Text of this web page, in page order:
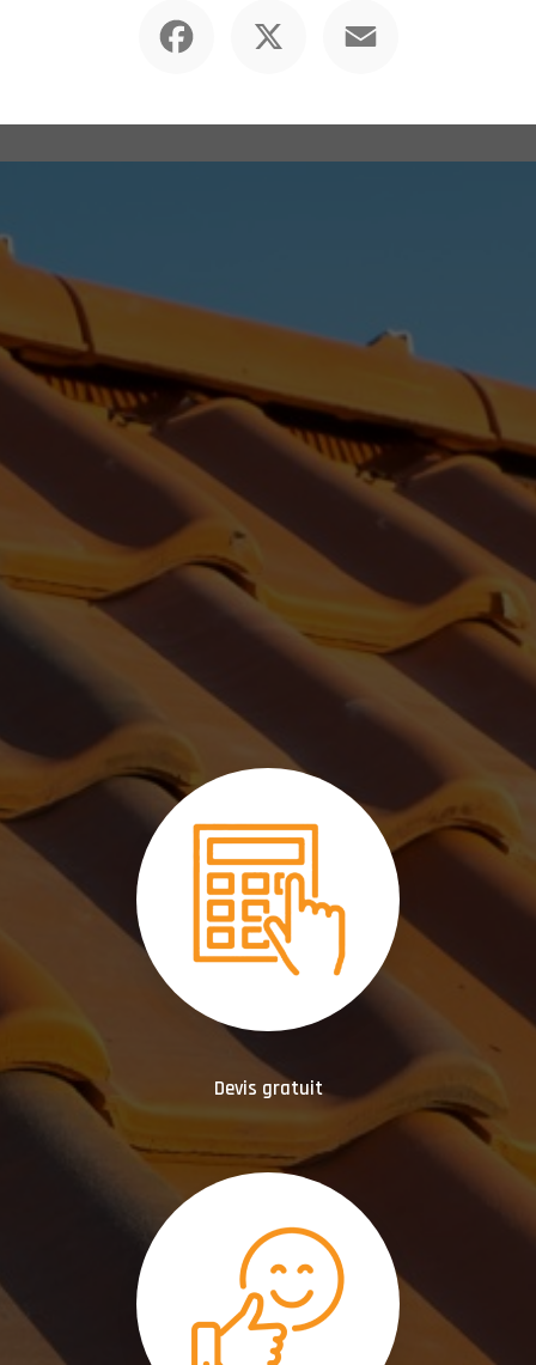
Devis gratuit